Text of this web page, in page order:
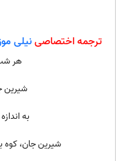
ترجمه اختصاصینیلی
هر
شیرین
به
شیرین جان،